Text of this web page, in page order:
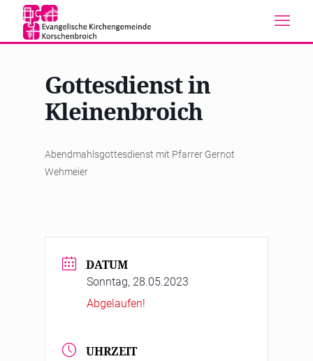
Gottesdienst in
Kleinenbroich
Abendmahlsgottesdienst mit Pfarrer Gernot
Wehmeier
DATUM
Sonntag, 28.05.2023
Abgelaufen!
UHRZEIT